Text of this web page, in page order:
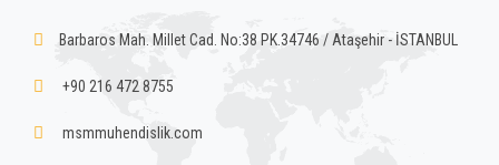
Barbaros Mah. Millet Cad. No:38 PK.34746 / Ataşehir - İSTANBUL
+90 216 472 8755
msmmuhendislik.com